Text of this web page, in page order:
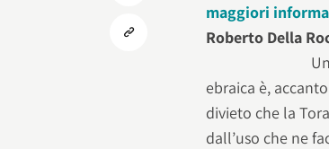
maggiori
Roberto Della
ebraica è,
divieto che la
dall’uso che ne